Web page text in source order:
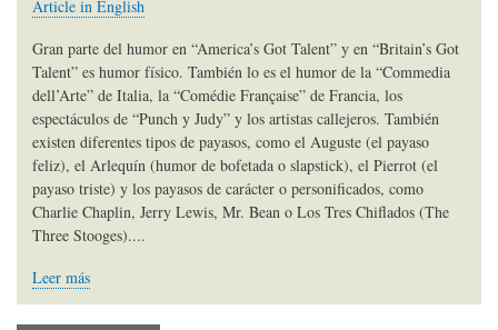
Article in English
Gran parte del humor en “America’s Got Talent” y en “Britain’s Got
Talent” es humor físico. También lo es el humor de la “Commedia
dell’Arte” de Italia, la “Comédie Française” de Francia, los
espectáculos de “Punch y Judy” y los artistas callejeros. También
existen diferentes tipos de payasos, como el Auguste (el payaso
feliz), el Arlequín (humor de bofetada o slapstick), el Pierrot (el
payaso triste) y los payasos de carácter o personificados, como
Charlie Chaplin, Jerry Lewis, Mr. Bean o Los Tres Chiflados (The
Three Stooges)....
Leer más